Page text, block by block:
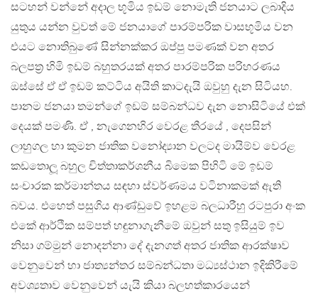
සටහන් වන්නේ අදාල භූමිය ඉඩම් නොමැති ජනයාට ලබාදිය
යුතුය යන්න වුවත් මේ ජනයාගේ පාරම්පරික වාසභූමිය වන
එයට නොතිබුණේ සින්නක්කර ඔප්පු පමණක් වන අතර
බලපත‍්‍ර හිමි ඉඩම් බහුතරයක් අතර පාරම්පරික පරිහරණය
ඔස්සේ ඒ ඒ ඉඩම් කට්ටිය අයිති කාටදැයි ඔවුහු දැන සිටියහ.
පානම ජනයා තමන්ගේ ඉඩම් සම්බන්ධව දැන නොසිටියේ එක්
දෙයක් පමණි. ඒ , නැගෙනහිර වෙරළ තීරයේ , දෙපසින්
ලාහුගල හා කුමන ජාතික වනෝද්‍යාන වලටද මායිම්ව වෙරළ
කඩතොලූ බහුල චිත්තාකර්ශනීය බිමෙක පිහිටි මේ ඉඩම්
සංචාරක කර්මාන්තය සඳහා ස්වර්ණමය වටිනාකමක් ඇති
බවය. එහෙත් පසුගිය ආණ්ඩුවේ ඉහළම බලධාරීහු රටපුරා අංක
එකේ ආර්ථික සම්පත් හඳුනාගැනීමේ ඔවුන් සතු ඉසියුම් ඉව
නිසා ගම්මුන් නොදන්නා දේ දැනගත් අතර ජාතික ආරක්ෂාව
වෙනුවෙන් හා ජාත්‍යන්තර සම්බන්ධතා මධ්‍යස්ථාන ඉදිකිරීමේ
අවශ්‍යතාව වෙනුවෙන් යැයි කියා බලහත්කාරයෙන්